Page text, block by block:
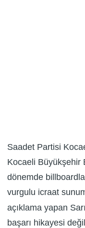
Saadet Partisi
Kocaeli Büyükşehir
dönemde
vurgulu icraat
açıklama yapan
başarı hikayesi